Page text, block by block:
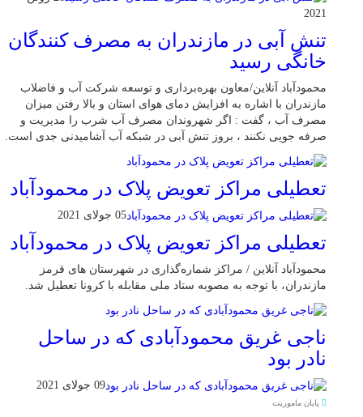
2021
تنش آبی در مازندران به مصرف كنندگان
خانگی رسيد
محمودآباد آنلاین/معاون بهره‌برداری و توسعه شرکت آب و فاضلاب
مازندران با اشاره به افزایش دمای هوای استان و بالا رفتن میزان
مصرف آب ، گفت : اگر شهروندان مصرف آب شرب را مدیریت و
صرفه جویی نکنند ، بروز تنش آبی در شبکه آب آشامیدنی جدی است.
تعطیلی مراکز تعویض پلاک در محمودآباد
05 جولای 2021
تعطیلی مراکز تعویض پلاک در محمودآباد
محمودآباد آنلاین / مراکز شماره‌گذاری در شهر‌ستان های قرمز
مازندران، با توجه به مصوبه ستاد ملی مقابله با کرونا تعطیل شد.
ناجی غریق محمودآبادی که در ساحل
نادر بود
09 جولای 2021
پایان ماموریت